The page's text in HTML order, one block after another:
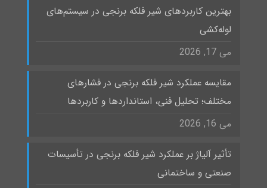
بهترین کاربردهای شیر فلکه برنجی در سیستم‌های
لوله‌کشی
می 17, 2026
مقایسه عملکرد شیر فلکه برنجی در فشارهای
مختلف؛ تحلیل فنی، استانداردها و کاربردها
می 16, 2026
تأثیر آلیاژ بر عملکرد شیر فلکه برنجی در تأسیسات
صنعتی و ساختمانی